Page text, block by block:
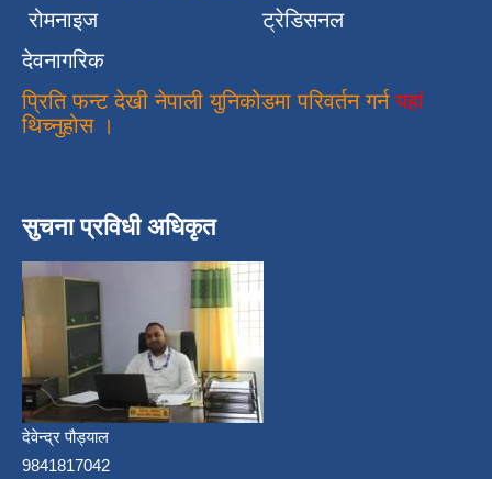
रोमनाइज
ट्रेडिसनल
देवनागरिक
प्रिति फन्ट देखी नेपाली युनिकोडमा परिवर्तन गर्न यहां
थिच्नुहोस ।
सुचना प्रविधी अधिकृत
देवेन्द्र पौड्याल
9841817042